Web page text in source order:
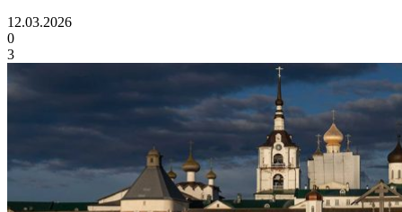
12.03.2026
0
3